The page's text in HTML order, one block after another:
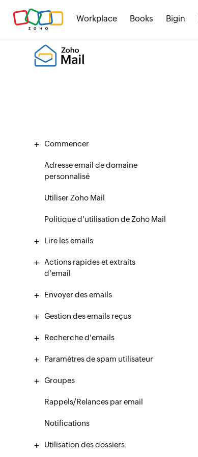
Workplace Books Bigin
Commencer
Adresse email de domaine
personnalisé
Utiliser Zoho Mail
Politique d'utilisation de Zoho Mail
Lire les emails
Actions rapides et extraits
d'email
Envoyer des emails
Gestion des emails reçus
Recherche d'emails
Paramètres de spam utilisateur
Groupes
Rappels/Relances par email
Notifications
Utilisation des dossiers